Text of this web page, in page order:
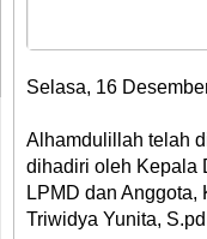
Selasa, 16
Alhamdulillah telah
dihadiri oleh Kepala
LPMD dan
Triwidya Yunita, S.pd